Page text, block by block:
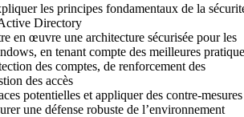
les principes fondamentaux de la
Directory
en œuvre une architecture sécurisée pour les
en tenant compte des meilleures
des comptes, de renforcement des
des accès
potentielles et appliquer des contre-mesures
une défense robuste de l’environnement